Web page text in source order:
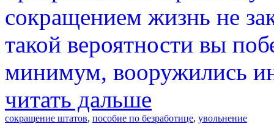
сокращением жизнь не
такой вероятности вы
минимум, вооружились
читать дальше
сокращение штатов, пособие по безработице, увольнение